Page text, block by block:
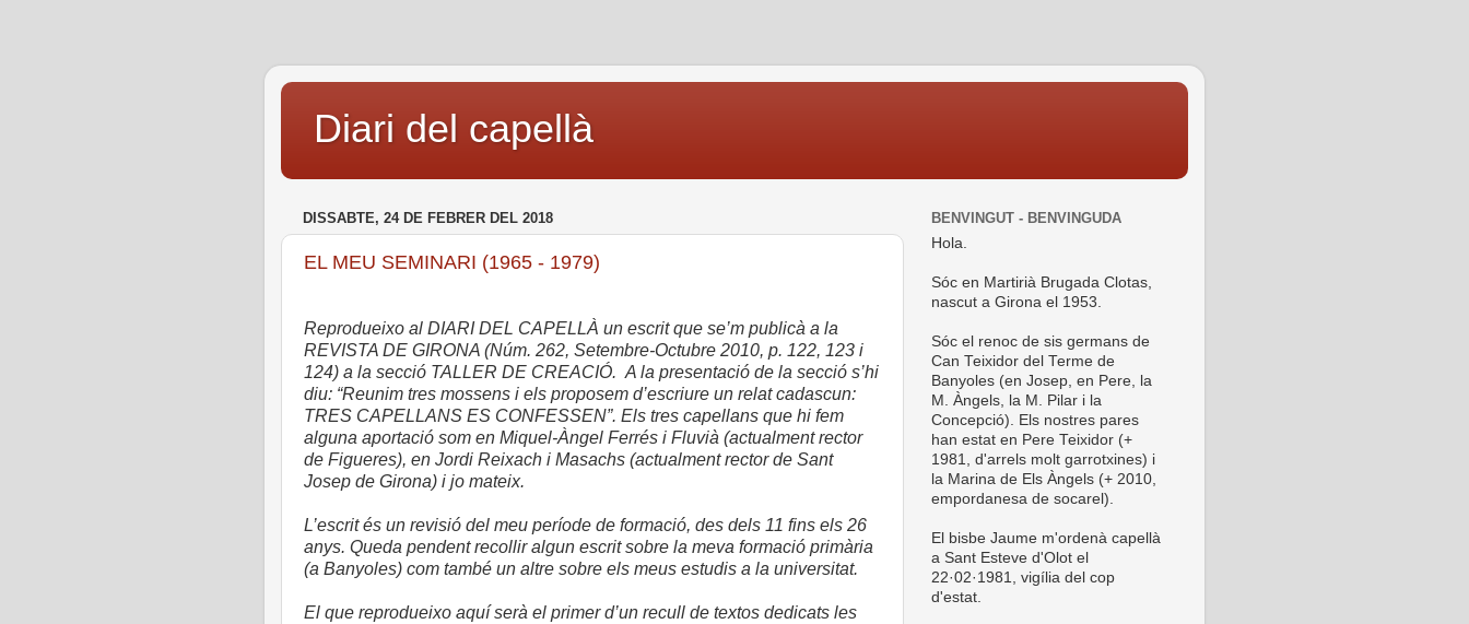
Diari del capellà
DISSABTE, 24 DE FEBRER DEL 2018
EL MEU SEMINARI (1965 - 1979)
Reprodueixo al DIARI DEL CAPELLÀ un escrit que se’m publicà a la
REVISTA DE GIRONA (Núm. 262, Setembre-Octubre 2010, p. 122, 123 i
124) a la secció TALLER DE CREACIÓ. A la presentació de la secció s’hi
diu: “Reunim tres mossens i els proposem d’escriure un relat cadascun:
TRES CAPELLANS ES CONFESSEN”. Els tres capellans que hi fem
alguna aportació som en Miquel-Àngel Ferrés i Fluvià (actualment rector
de Figueres), en Jordi Reixach i Masachs (actualment rector de Sant
Josep de Girona) i jo mateix.
L’escrit és un revisió del meu període de formació, des dels 11 fins els 26
anys. Queda pendent recollir algun escrit sobre la meva formació primària
(a Banyoles) com també un altre sobre els meus estudis a la universitat.
El que reprodueixo aquí serà el primer d’un recull de textos dedicats les
BENVINGUT - BENVINGUDA
Hola.
Sóc en Martirià Brugada Clotas,
nascut a Girona el 1953.
Sóc el renoc de sis germans de
Can Teixidor del Terme de
Banyoles (en Josep, en Pere, la
M. Àngels, la M. Pilar i la
Concepció). Els nostres pares
han estat en Pere Teixidor (+
1981, d'arrels molt garrotxines) i
la Marina de Els Àngels (+ 2010,
empordanesa de socarel).
El bisbe Jaume m'ordenà capellà
a Sant Esteve d'Olot el
22·02·1981, vigília del cop
d'estat.